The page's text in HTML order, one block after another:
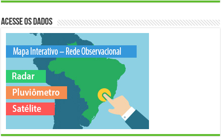
Acesse os Dados